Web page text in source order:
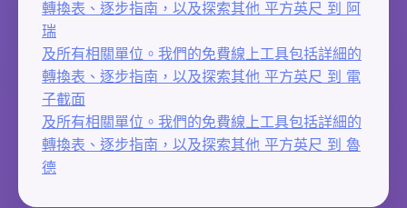
轉換表、逐步指南，以及探索其他 平方英尺 到 阿
瑞
及所有相關單位。我們的免費線上工具包括詳細的
轉換表、逐步指南，以及探索其他 平方英尺 到 電
子截面
及所有相關單位。我們的免費線上工具包括詳細的
轉換表、逐步指南，以及探索其他 平方英尺 到 魯
德